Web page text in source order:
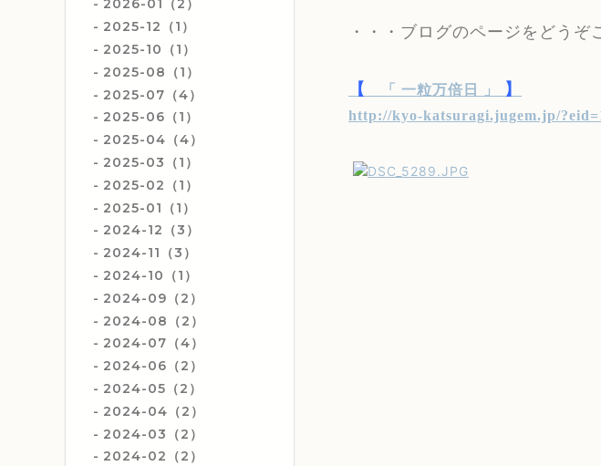
2026-01（2）
2025-12（1）
2025-10（1）
2025-08（1）
2025-07（4）
2025-06（1）
2025-04（4）
2025-03（1）
2025-02（1）
2025-01（1）
2024-12（3）
2024-11（3）
2024-10（1）
2024-09（2）
2024-08（2）
2024-07（4）
2024-06（2）
2024-05（2）
2024-04（2）
2024-03（2）
2024-02（2）
・・・ブログのページをどうぞ
【 「 一粒万倍日 」 】
http://kyo-katsuragi.jugem.jp/